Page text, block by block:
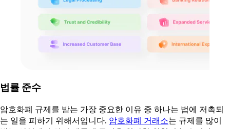
법률 준수
암호화폐 규제를 받는 가장 중요한 이유 중 하나는 법에 저촉되
는 일을 피하기 위해서입니다. 암호화폐 거래소는 규제를 많이